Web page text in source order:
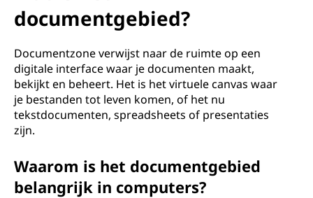
m
n
documentgebied?
Documentzone verwijst naar de ruimte op een
digitale interface waar je documenten maakt,
bekijkt en beheert. Het is het virtuele canvas waar
je bestanden tot leven komen, of het nu
tekstdocumenten, spreadsheets of presentaties
zijn.
Waarom is het documentgebied
belangrijk in computers?